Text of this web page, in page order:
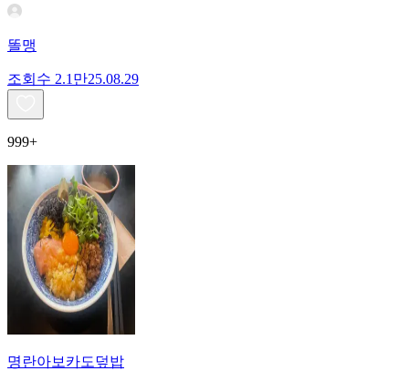
똘맹
조회수 2.1만25.08.29
999+
명란아보카도덮밥